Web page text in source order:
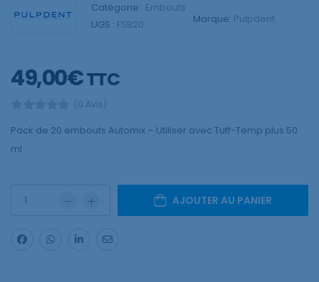
Catégorie : Embouts
UGS : FSB20 Marque: Pulpdent
49,00€TTC
(0 Avis)
Pack de 20 embouts Automix – Utiliser avec Tuff-Temp plus 50
ml
AJOUTER AU PANIER